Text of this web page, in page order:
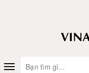
Toggle